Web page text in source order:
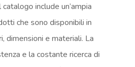
catalogo include un’ampia
che sono disponibili in
dimensioni e materiali. La
e la costante ricerca di